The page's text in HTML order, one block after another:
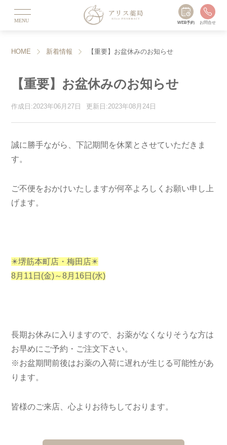
MENU WEB予約 お問合せ
HOME 新着情報 【重要】お盆休みのお知らせ
【重要】お盆休みのお知らせ
作成日:2023年06月27日 更新日:2023年08月24日
誠に勝手ながら、下記期間を休業とさせていただきま
す。
ご不便をおかけいたしますが何卒よろしくお願い申し上
げます。
✴️堺筋本町店・梅田店✴️
8月11日(金)～8月16日(水)
長期お休みに入りますので、お薬がなくなりそうな方は
お早めにご予約・ご注文下さい。
※お盆期間前後はお薬の入荷に遅れが生じる可能性があ
ります。
皆様のご来店、心よりお待ちしております。